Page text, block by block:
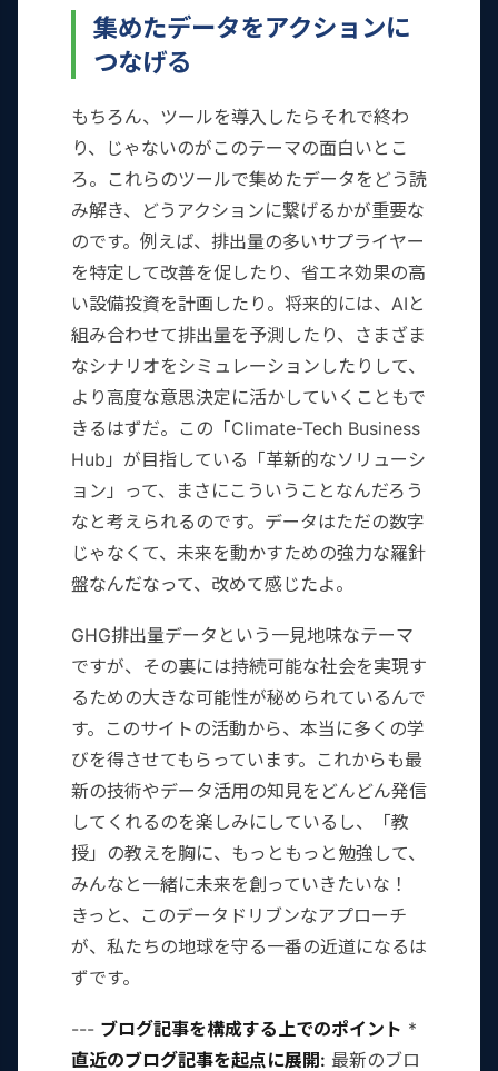
集めたデータをアクションに
つなげる
もちろん、ツールを導入したらそれで終わ
り、じゃないのがこのテーマの面白いとこ
ろ。これらのツールで集めたデータをどう読
み解き、どうアクションに繋げるかが重要な
のです。例えば、排出量の多いサプライヤー
を特定して改善を促したり、省エネ効果の高
い設備投資を計画したり。将来的には、AIと
組み合わせて排出量を予測したり、さまざま
なシナリオをシミュレーションしたりして、
より高度な意思決定に活かしていくこともで
きるはずだ。この「Climate-Tech Business
Hub」が目指している「革新的なソリューシ
ョン」って、まさにこういうことなんだろう
なと考えられるのです。データはただの数字
じゃなくて、未来を動かすための強力な羅針
盤なんだなって、改めて感じたよ。
GHG排出量データという一見地味なテーマ
ですが、その裏には持続可能な社会を実現す
るための大きな可能性が秘められているんで
す。このサイトの活動から、本当に多くの学
びを得させてもらっています。これからも最
新の技術やデータ活用の知見をどんどん発信
してくれるのを楽しみにしているし、「教
授」の教えを胸に、もっともっと勉強して、
みんなと一緒に未来を創っていきたいな！
きっと、このデータドリブンなアプローチ
が、私たちの地球を守る一番の近道になるは
ずです。
--- ブログ記事を構成する上でのポイント *
直近のブログ記事を起点に展開: 最新のブロ